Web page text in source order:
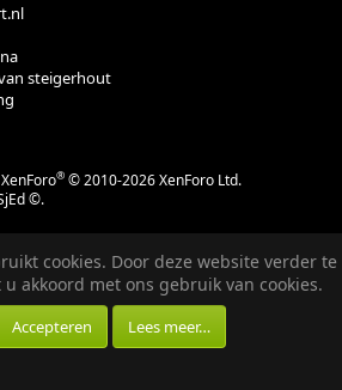
steigerhout
® © 2010-2026 XenForo Ltd.
©.
cookies. Door deze website verder te
akkoord met ons gebruik van cookies.
Accepteren Lees meer…